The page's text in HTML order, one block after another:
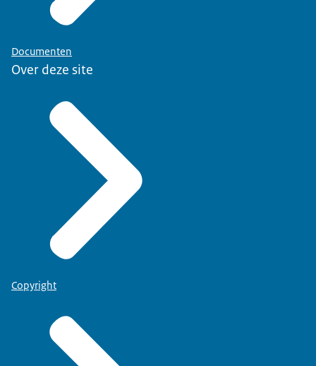
Documenten
Over deze site
Copyright